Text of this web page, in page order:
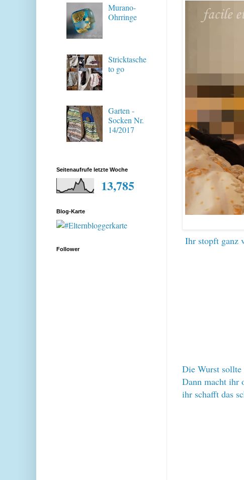
Ihr stopft ganz
Die Wurst
Dann macht ihr
ihr schafft das
Murano-
Ohrringe
Stricktasche
to go
Garten -
Socken Nr.
14/2017
Seitenaufrufe letzte Woche
13,785
Blog-Karte
Follower